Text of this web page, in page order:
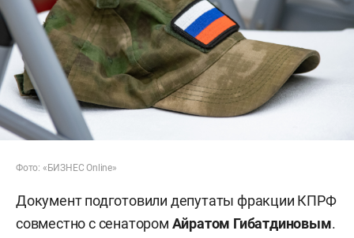
Фото: «БИЗНЕС Online»
Документ подготовили депутаты фракции КПРФ
совместно с сенатором Айратом Гибатдиновым.